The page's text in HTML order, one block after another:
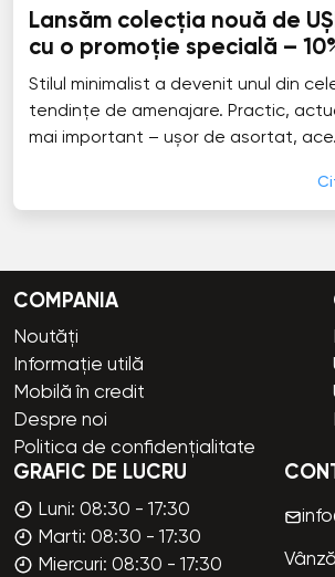
Lansăm colecția nouă de UȘI
cu o promoție specială – 10%
Stilul minimalist a devenit unul din
tendințe de amenajare. Practic,
mai important – ușor de asortat,
COMPANIA
Noutăți
Informație utilă
Mobilă în credit
Despre noi
Politica de confidențialitate
GRAFIC DE LUCRU
Luni: 08:30 - 17:30
Marti: 08:30 - 17:30
Miercuri: 08:30 - 17:30